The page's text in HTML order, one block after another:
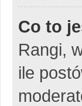
Co to
Rangi,
ile